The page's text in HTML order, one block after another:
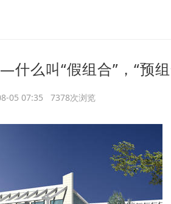
什么叫“假组合”，“预
05 07:35 7378次浏览